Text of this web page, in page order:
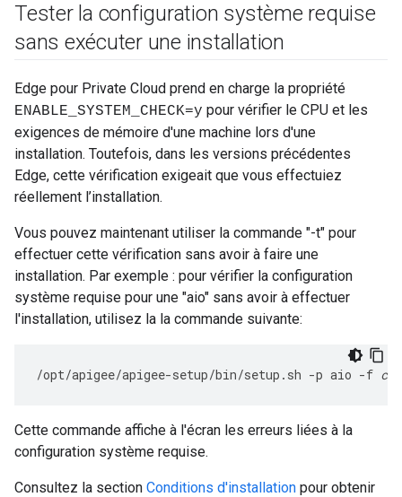
Tester la configuration système requise
sans exécuter une installation
Edge pour Private Cloud prend en charge la propriété
ENABLE_SYSTEM_CHECK=y pour vérifier le CPU et les
exigences de mémoire d'une machine lors d'une
installation. Toutefois, dans les versions précédentes
Edge, cette vérification exigeait que vous effectuiez
réellement l’installation.
Vous pouvez maintenant utiliser la commande "-t" pour
effectuer cette vérification sans avoir à faire une
installation. Par exemple : pour vérifier la configuration
système requise pour une "aio" sans avoir à effectuer
l'installation, utilisez la la commande suivante:
/opt/apigee/apigee-setup/bin/setup.sh -p aio -f
Cette commande affiche à l'écran les erreurs liées à la
configuration système requise.
Consultez la section Conditions d'installation pour obtenir